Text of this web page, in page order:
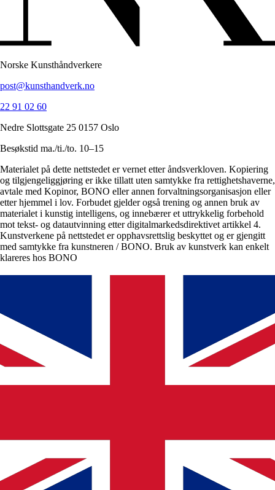
Norske Kunsthåndverkere
post@kunsthandverk.no
22 91 02 60
Nedre Slottsgate 25 0157 Oslo
Besøkstid ma./ti./to. 10–15
Materialet på dette nettstedet er vernet etter åndsverkloven. Kopiering
og tilgjengeliggjøring er ikke tillatt uten samtykke fra rettighetshaverne,
avtale med Kopinor, BONO eller annen forvaltningsorganisasjon eller
etter hjemmel i lov. Forbudet gjelder også trening og annen bruk av
materialet i kunstig intelligens, og innebærer et uttrykkelig forbehold
mot tekst- og datautvinning etter digitalmarkedsdirektivet artikkel 4.
Kunstverkene på nettstedet er opphavsrettslig beskyttet og er gjengitt
med samtykke fra kunstneren / BONO. Bruk av kunstverk kan enkelt
klareres hos BONO